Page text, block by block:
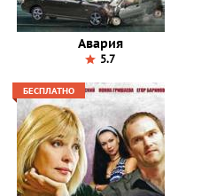
Авария
5.7
БЕСПЛАТНО